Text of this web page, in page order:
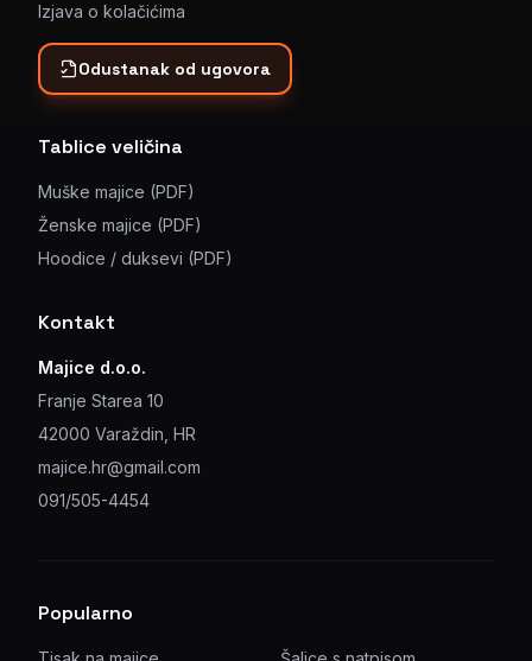
Izjava o kolačićima
Odustanak od ugovora
Tablice veličina
Muške majice (PDF)
Ženske majice (PDF)
Hoodice / duksevi (PDF)
Kontakt
Majice d.o.o.
Franje Starea 10
42000 Varaždin, HR
majice.hr@gmail.com
091/505-4454
Popularno